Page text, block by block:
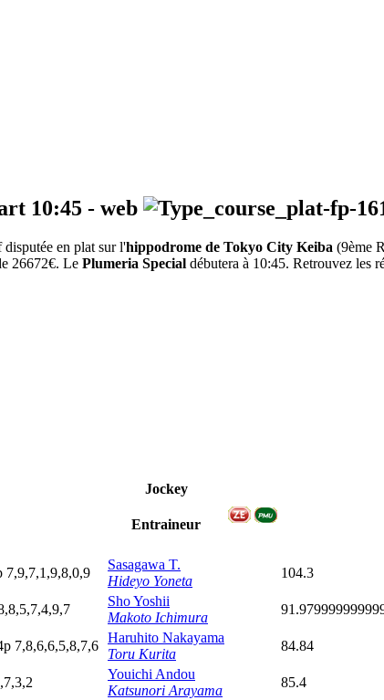
10:45 - web
en plat sur l'hippodrome de Tokyo City Keiba (9ème
26672€. Le Plumeria Special débutera à 10:45. Retrouvez les
Jockey
Entraineur
7,9,7,1,9,8,0,9
Sasagawa T.
Hideyo Yoneta
104.3
Sho Yoshii
Makoto Ichimura
7,8,6,6,5,8,7,6
Haruhito Nakayama
Toru Kurita
84.84
Youichi Andou
Katsunori Arayama
85.4